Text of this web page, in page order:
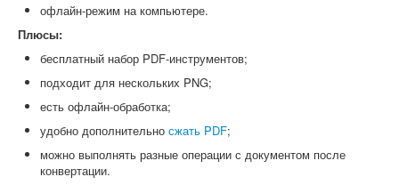
офлайн-режим на компьютере.
Плюсы:
бесплатный набор PDF-инструментов;
подходит для нескольких PNG;
есть офлайн-обработка;
удобно дополнительно сжать PDF;
можно выполнять разные операции с документом после
конвертации.